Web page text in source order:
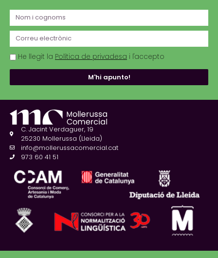
He llegit la Política de privadesa i l'accepto
M'hi apunto!
C. Jacint Verdaguer, 19
25230 Mollerussa (Lleida)
info@mollerussacomercial.cat
973 60 41 51